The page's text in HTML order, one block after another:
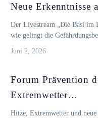
Neue Erkenntnisse
Der Livestream „Die Basi im
wie gelingt die
Juni 2, 2026
Forum Prävention
Extremwetter…
Hitze, Extremwetter und neue